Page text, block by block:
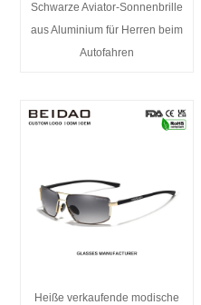
Schwarze Aviator-Sonnenbrille
aus Aluminium für Herren beim
Autofahren
Heiße verkaufende modische